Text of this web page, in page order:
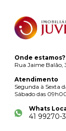
Onde estamos?
Rua Jaime Balão,
Atendimento
Segunda à Sexta
Sábado das
Whats
41 99270-